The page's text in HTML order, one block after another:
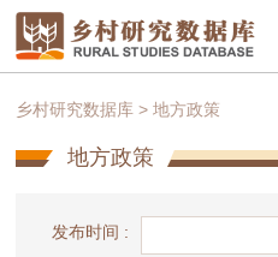
乡村研究数据库 >地方政策
地方政策
发布时间 :